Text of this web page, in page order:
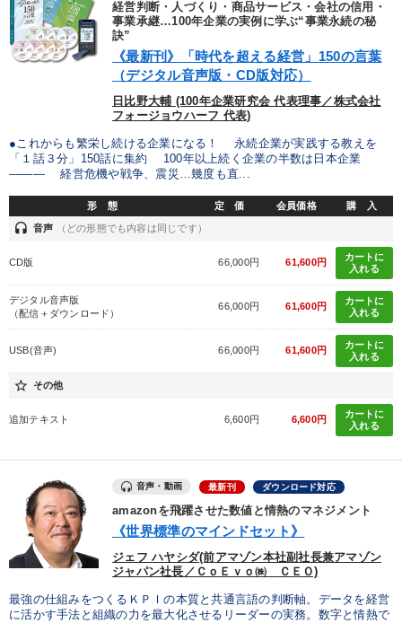
キーワード
※「更新」を押すと「テーマ」「キーワード」を更新いただけます。
ondemand_video 経営音声・動画を探す
全国経営者セミナー収録物以外の経営教材（全761タイトル）からお探
カテゴリー
音声と動画で学ぶ
井上和弘の財務力UP 「儲けの本質」を突く
組織・採用・スキル
【最新刊】精神科医・和田秀樹の「老いない力」＋健康な社長と
会社をつくる厳選講話
【6月】音声・映像
経営判断・人づくり・商品サービス・会社の信用・
事業承継…100年企業の実例に学ぶ“事業永続の秘
訣”
《最新刊》「時代を超える経営」150の言葉
（デジタル音声版・CD版対応）
日比野大輔 (100年企業研究会 代表理事／株式会社
フォージョウハーフ 代表)
●これからも繁栄し続ける企業になる！ 永続企業が実践する教えを
「１話３分」150話に集約 100年以上続く企業の半数は日本企業
――― 経営危機や戦争、震災…幾度も直...
形 態 定 価 会員価格 購 入
headset 音声 （どの形態でも内容は同じです）
CD版 66,000円 61,600円
カートに
入れる
デジタル音声版
（配信＋ダウンロード）
66,000円 61,600円
カートに
入れる
USB(音声) 66,000円 61,600円
カートに
入れる
star_border その他
追加テキスト 6,600円 6,600円
カートに
入れる
音声・動画 最新刊 ダウンロード対応
amazonを飛躍させた数値と情熱のマネジメント
《世界標準のマインドセット》
ジェフ ハヤシダ(前アマゾン本社副社長兼アマゾン
ジャパン社長／ＣｏＥｖｏ㈱ ＣＥＯ)
最強の仕組みをつくるＫＰＩの本質と共通言語の判断軸。データを経営
に活かす手法と組織の力を最大化させるリーダーの実務。数字と情熱で